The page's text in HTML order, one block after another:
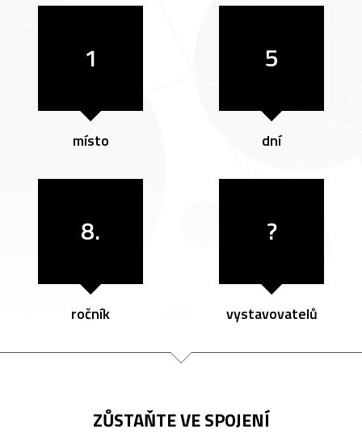
1
místo
5
dní
8.
ročník
?
vystavovatelů
ZŮSTAŇTE VE SPOJENÍ